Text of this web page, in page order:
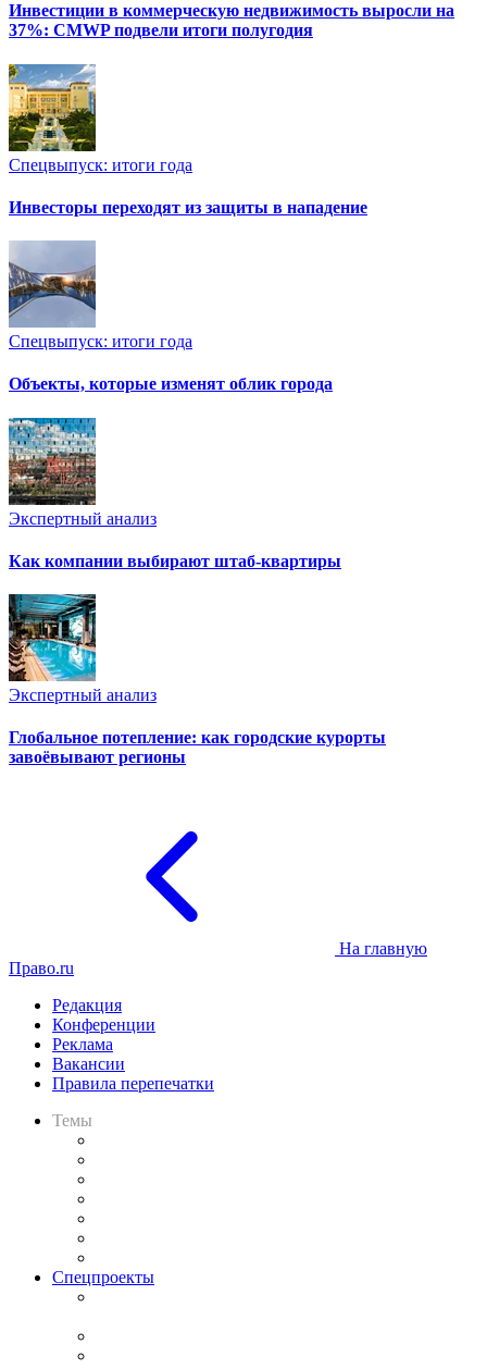
Инвестиции в коммерческую недвижимость выросли на
37%: CMWP подвели итоги полугодия
Спецвыпуск: итоги года
Инвесторы переходят из защиты в нападение
Спецвыпуск: итоги года
Объекты, которые изменят облик города
Экспертный анализ
Как компании выбирают штаб-квартиры
Экспертный анализ
Глобальное потепление: как городские курорты
завоёвывают регионы
На главную
Право.ru
Редакция
Конференции
Реклама
Вакансии
Правила перепечатки
Темы
Спецпроекты